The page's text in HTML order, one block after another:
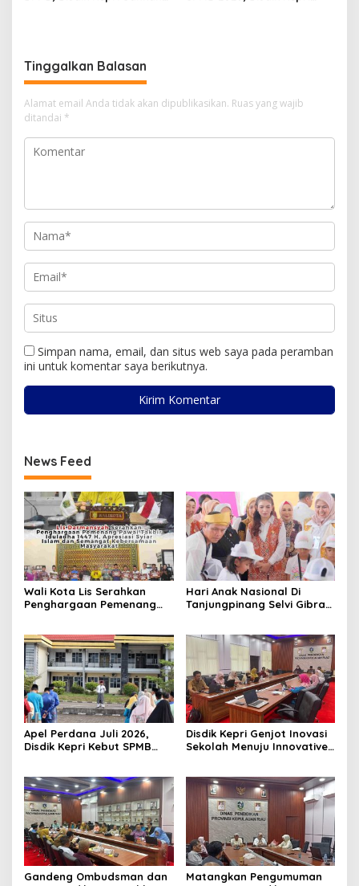
Tinggalkan Balasan
Alamat email Anda tidak akan dipublikasikan. Ruas yang wajib
ditandai *
Simpan nama, email, dan situs web saya pada peramban
ini untuk komentar saya berikutnya.
News Feed
Wali Kota Lis Serahkan
Penghargaan Pemenang
Hidupkan Syiar Islam
Hari Anak Nasional Di
Tanjungpinang Selvi Gibran
Apel Perdana Juli 2026,
Disdik Kepri Kebut SPMB
Disdik Kepri Genjot Inovasi
Sekolah Menuju Innovative
Gandeng Ombudsman dan
Matangkan Pengumuman